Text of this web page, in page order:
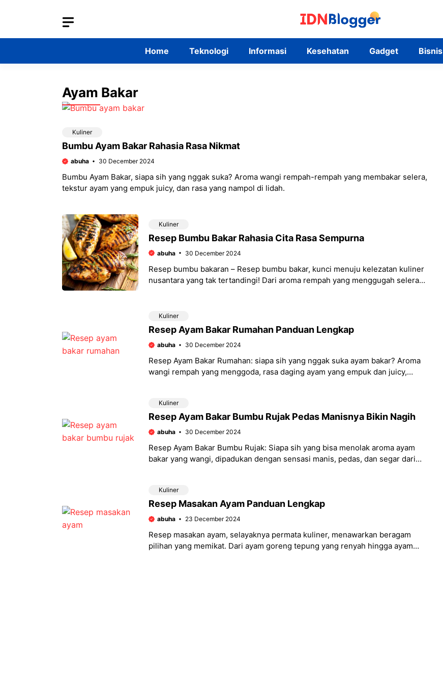
Home Teknologi Informasi Kesehatan Gadget Bisnis
Ayam Bakar
Kuliner
Bumbu Ayam Bakar Rahasia Rasa Nikmat
abuha 30 December 2024
Bumbu Ayam Bakar, siapa sih yang nggak suka? Aroma wangi rempah-rempah yang membakar selera,
tekstur ayam yang empuk juicy, dan rasa yang nampol di lidah.
Kuliner
Resep Bumbu Bakar Rahasia Cita Rasa Sempurna
abuha 30 December 2024
Resep bumbu bakaran – Resep bumbu bakar, kunci menuju kelezatan kuliner
nusantara yang tak tertandingi! Dari aroma rempah yang menggugah selera
Kuliner
Resep Ayam Bakar Rumahan Panduan Lengkap
abuha 30 December 2024
Resep Ayam Bakar Rumahan: siapa sih yang nggak suka ayam bakar? Aroma
wangi rempah yang menggoda, rasa daging ayam yang empuk dan juicy,
Kuliner
Resep Ayam Bakar Bumbu Rujak Pedas Manisnya Bikin Nagih
abuha 30 December 2024
Resep Ayam Bakar Bumbu Rujak: Siapa sih yang bisa menolak aroma ayam
bakar yang wangi, dipadukan dengan sensasi manis, pedas, dan segar dari
Kuliner
Resep Masakan Ayam Panduan Lengkap
abuha 23 December 2024
Resep masakan ayam, selayaknya permata kuliner, menawarkan beragam
pilihan yang memikat. Dari ayam goreng tepung yang renyah hingga ayam